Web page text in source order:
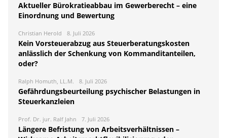
Aktueller Bürokratieabbau im Gewerberecht – eine
Einordnung und Bewertung
Christian Herold 8. Juli 2026
Kein Vorsteuerabzug aus Steuerberatungskosten
anlässlich der Schenkung von Kommanditanteilen,
oder?
Ralph Homuth, LL.M. 8. Juli 2026
Gefährdungsbeurteilung psychischer Belastungen in
Steuerkanzleien
Prof. Dr. jur. Ralf Jahn 7. Juli 2026
Längere Befristung von Arbeitsverhältnissen –